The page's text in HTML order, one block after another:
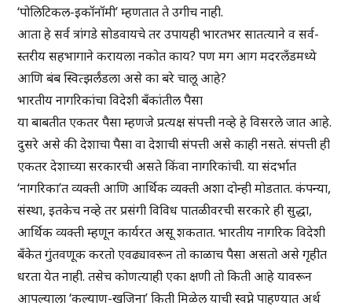
‘पोलिटिकल-इकॉनॉमी’ म्हणतात ते उगीच नाही.
आता हे सर्व त्रांगडे सोडवायचे तर उपायही भारतभर सातत्याने व सर्व-
स्तरीय सहभागाने करायला नकोत काय? पण मग आग मदरलँडमध्ये
आणि बंब स्वित्झर्लंडला असे का बरे चालू आहे?
भारतीय नागरिकांचा विदेशी बँकांतील पैसा
या बाबतीत एकतर पैसा म्हणजे प्रत्यक्ष संपत्ती नव्हे हे विसरले जात आहे.
दुसरे असे की देशाचा पैसा वा देशाची संपत्ती असे काही नसते. संपत्ती ही
एकतर देशाच्या सरकारची असते किंवा नागरिकांची. या संदर्भात
‘नागरिका’त व्यक्ती आणि आर्थिक व्यक्ती अशा दोन्ही मोडतात. कंपन्या,
संस्था, इतकेच नव्हे तर प्रसंगी विविध पातळीवरची सरकारे ही सुद्धा,
आर्थिक व्यक्ती म्हणून कार्यरत असू शकतात. भारतीय नागरिक विदेशी
बँकेत गुंतवणूक करतो एवढ्यावरून तो काळाच पैसा असतो असे गृहीत
धरता येत नाही. तसेच कोणत्याही एका क्षणी तो किती आहे यावरून
आपल्याला ‘कल्याण-खजिना’ किती मिळेल याची स्वप्ने पाहण्यात अर्थ